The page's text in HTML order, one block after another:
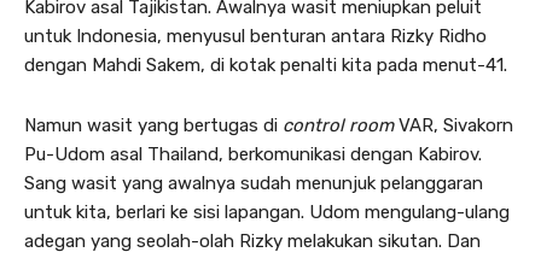
Kabirov asal Tajikistan. Awalnya wasit meniupkan peluit
untuk Indonesia, menyusul benturan antara Rizky Ridho
dengan Mahdi Sakem, di kotak penalti kita pada menut-41.
Namun wasit yang bertugas di control roomVAR, Sivakorn
Pu-Udom asal Thailand, berkomunikasi dengan Kabirov.
Sang wasit yang awalnya sudah menunjuk pelanggaran
untuk kita, berlari ke sisi lapangan. Udom mengulang-ulang
adegan yang seolah-olah Rizky melakukan sikutan. Dan